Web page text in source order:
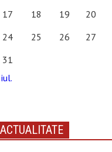
17
18 19 20
24
25 26 27
31
ACTUALITATE